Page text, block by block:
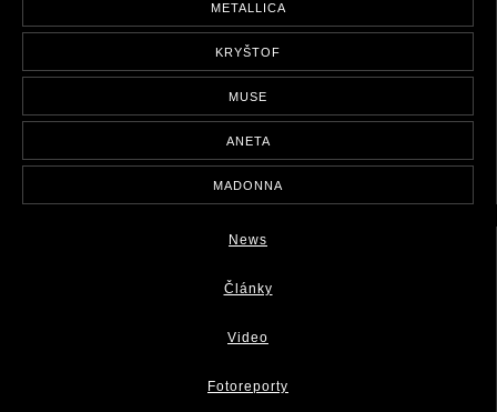
METALLICA
KRYŠTOF
MUSE
ANETA
MADONNA
News
Články
Video
Fotoreporty